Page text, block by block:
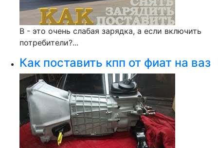
В - это очень слабая зарядка, а если включить
потребители?...
Как поставить кпп от фиат на ваз